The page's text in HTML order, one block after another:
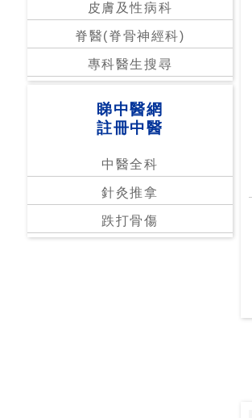
皮膚及性病科
脊醫(脊骨神經科)
專科醫生搜尋
睇中醫網
註冊中醫
中醫全科
針灸推拿
跌打骨傷